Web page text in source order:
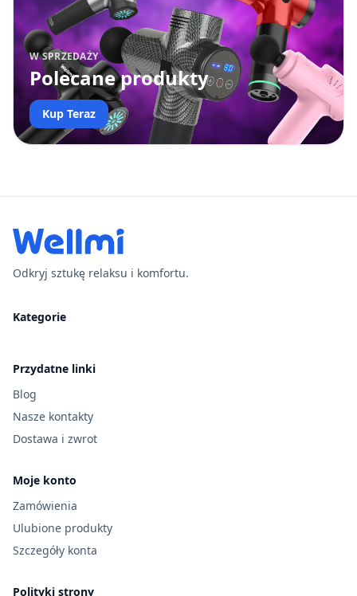
W SPRZEDAŻY
Polecane produkty
Kup Teraz
Odkryj sztukę relaksu i komfortu.
Kategorie
Przydatne linki
Blog
Nasze kontakty
Dostawa i zwrot
Moje konto
Zamówienia
Ulubione produkty
Szczegóły konta
Polityki strony